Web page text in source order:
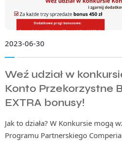
2023-06-30
Weź udział w
Konto Przekorzystne
EXTRA bonusy!
Jak to działa? W Konkursie mogą
Programu Partnerskiego